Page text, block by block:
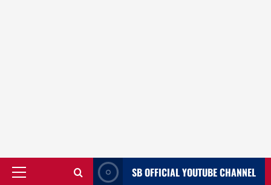
Menù
SB OFFICIAL YOUTUBE CHANNEL